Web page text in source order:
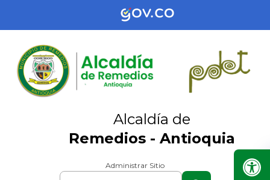
Alcaldía de
Remedios - Antioquia
Administrar Sitio